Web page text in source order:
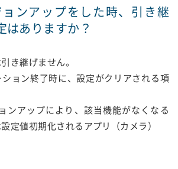
ョンアップをした時、引き継
はありますか？
き継げません。
ション終了時に、設定がクリアされる項
ンアップにより、該当機能がなくなる
定値初期化されるアプリ（カメラ）